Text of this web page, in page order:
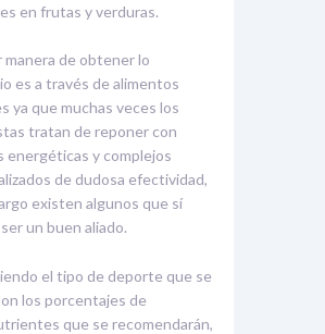
en frutas y verduras.
manera de obtener lo
es a través de alimentos
ya que muchas veces los
tratan de reponer con
energéticas y complejos
de dudosa efectividad,
existen algunos que sí
un buen aliado.
el tipo de deporte que se
los porcentajes de
que se recomendarán,